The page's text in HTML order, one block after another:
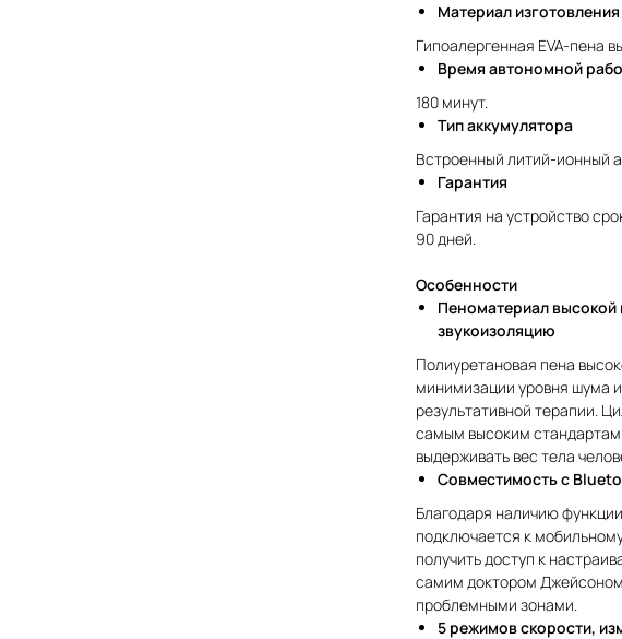
Материал изготовления
Гипоалергенная EVA-пена
Время автономной
180 минут.
Тип аккумулятора
Встроенный литий-ионный
Гарантия
Гарантия на устройство
90 дней.
Особенности
Пеноматериал высокой
звукоизоляцию
Полиуретановая пена
минимизации уровня шума
результативной терапии.
самым высоким стандартам
выдерживать вес тела
Совместимость с
Благодаря наличию
подключается к
получить доступ к
самим доктором
проблемными зонами.
5 режимов скорости,